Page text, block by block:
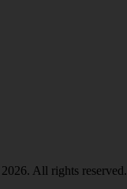
2026. All rights reserved.